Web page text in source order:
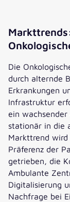
Die
durch alternde
Erkrankungen
Infrastruktur
ein
stationär in die
Markttrend
Präferenz der
getrieben, die
Ambulante
Digitalisierung
Nachfrage bei